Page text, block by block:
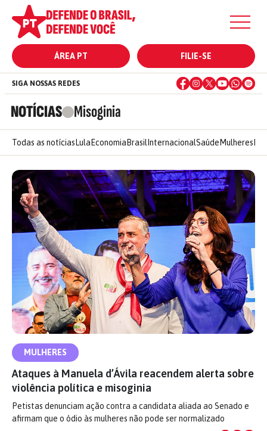
ÁREA PT FILIE-SE
NOTÍCIAS Misoginia
SIGA NOSSAS REDES
Todas as notícias Lula Economia Brasil InternacionalSaúde Mulheres
MULHERES
Ataques à Manuela d’Ávila reacendem alerta sobre
violência política e misoginia
Petistas denunciam ação contra a candidata aliada ao Senado e
afirmam que o ódio às mulheres não pode ser normalizado